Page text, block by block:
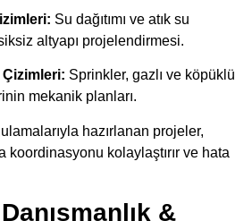
Su dağıtımı ve atık su
altyapı projelendirmesi.
Çizimleri: Sprinkler, gazlı ve köpüklü
mekanik planları.
hazırlanan projeler,
koordinasyonu kolaylaştırır ve hata
&